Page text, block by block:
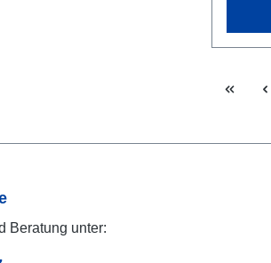
Beratung unter: